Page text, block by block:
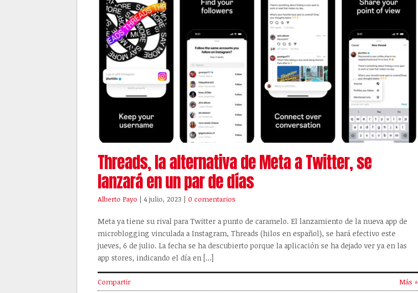
Threads, la alternativa de Meta a Twitter, se
lanzará en un par de días
Alberto Payo | 4 julio, 2023 | 0 comentarios
Meta ya tiene su rival para Twitter a punto de caramelo. El lanzamiento de la nueva app de
microblogging vinculada a Instagram, Threads (hilos en español), se hará efectivo este
jueves, 6 de julio. La fecha se ha descubierto porque la aplicación se ha dejado ver ya en las
app stores, indicando el día en […]
Compartir Más »